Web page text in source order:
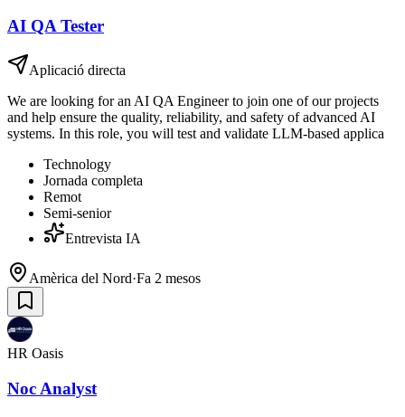
AI QA Tester
Aplicació directa
We are looking for an AI QA Engineer to join one of our projects
and help ensure the quality, reliability, and safety of advanced AI
systems. In this role, you will test and validate LLM-based applica
Technology
Jornada completa
Remot
Semi-senior
Entrevista IA
Amèrica del Nord·Fa 2 mesos
HR Oasis
Noc Analyst